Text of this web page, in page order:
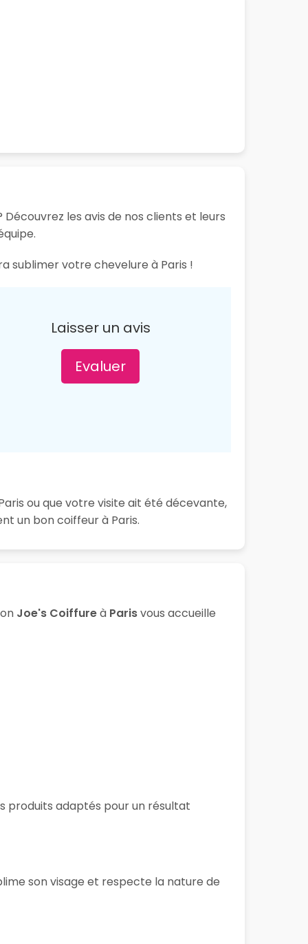
les avis de nos clients et leurs
sublimer votre chevelure à Paris !
Laisser un avis
Evaluer
ou que votre visite ait été décevante,
un bon coiffeur à Paris.
Joe's Coiffureà Parisvous accueille
produits adaptés pour un résultat
son visage et respecte la nature de